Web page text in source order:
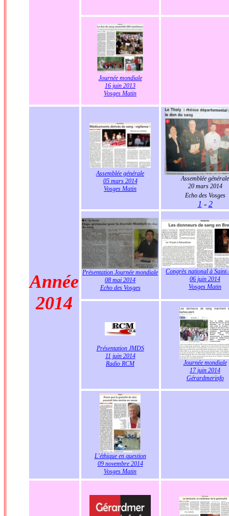
Journée mondiale
16 juin 2013
Vosges Matin
Année
2014
Assemblée générale
05 mars 2014
Vosges Matin
Assemblée générale
20 mars 2014
Echo des Vosges
1 - 2
Présentation Journée mondiale
08 mai 2014
Echo des Vosges
Congrès national à
06 juin 2014
Vosges Matin
Présentation JMDS
11 juin 2014
Radio RCM
Journée mondiale
17 juin 2014
Gérardmerinfo
L'éthique en question
09 novembre 2014
Vosges Matin